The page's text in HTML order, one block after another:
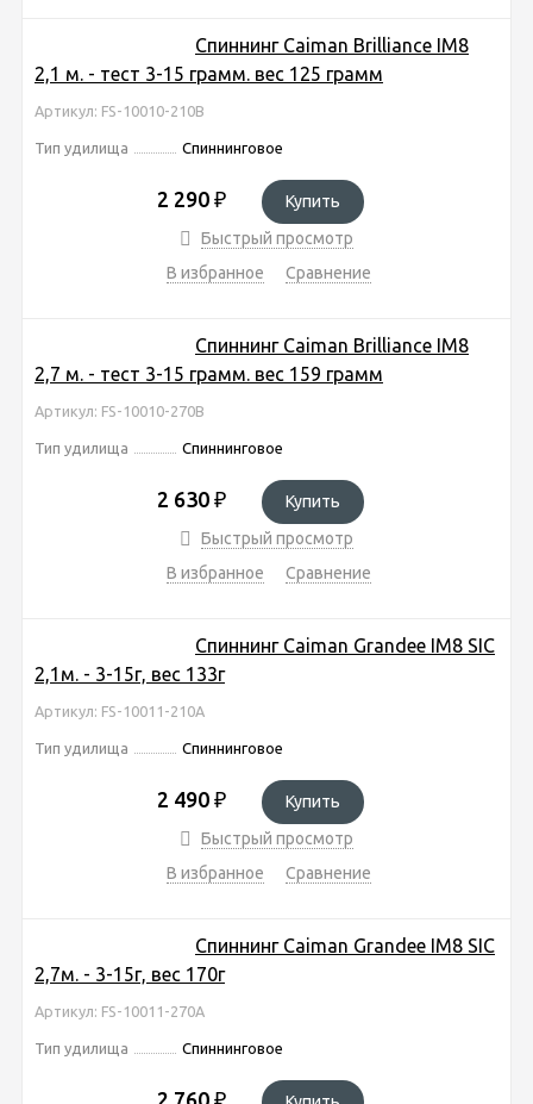
Спиннинг Caiman Brilliance IM8
2,1 м. - тест 3-15 грамм. вес 125 грамм
Артикул: FS-10010-210B
Тип удилища Спиннинговое
2 290 ₽
Купить
Быстрый просмотр
В избранное
Сравнение
Спиннинг Caiman Brilliance IM8
2,7 м. - тест 3-15 грамм. вес 159 грамм
Артикул: FS-10010-270B
Тип удилища Спиннинговое
2 630 ₽
Купить
Быстрый просмотр
В избранное
Сравнение
Спиннинг Caiman Grandee IM8 SIC
2,1м. - 3-15г, вес 133г
Артикул: FS-10011-210A
Тип удилища Спиннинговое
2 490 ₽
Купить
Быстрый просмотр
В избранное
Сравнение
Спиннинг Caiman Grandee IM8 SIC
2,7м. - 3-15г, вес 170г
Артикул: FS-10011-270A
Тип удилища Спиннинговое
2 760 ₽